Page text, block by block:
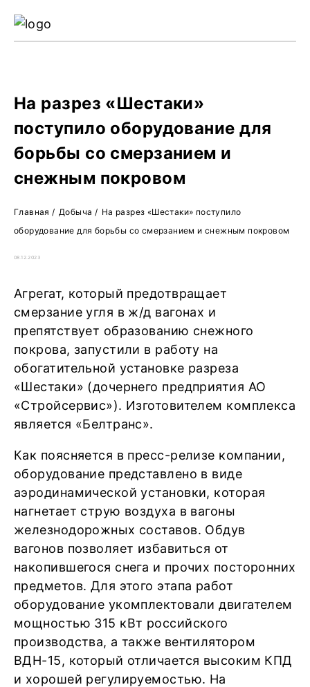
На разрез «Шестаки»
поступило оборудование для
борьбы со смерзанием и
снежным покровом
Главная / Добыча / На разрез «Шестаки» поступило
оборудование для борьбы со смерзанием и снежным покровом
08.12.2023
Агрегат, который предотвращает
смерзание угля в ж/д вагонах и
препятствует образованию снежного
покрова, запустили в работу на
обогатительной установке разреза
«Шестаки» (дочернего предприятия АО
«Стройсервис»). Изготовителем комплекса
является «Белтранс».
Как поясняется в пресс-релизе компании,
оборудование представлено в виде
аэродинамической установки, которая
нагнетает струю воздуха в вагоны
железнодорожных составов. Обдув
вагонов позволяет избавиться от
накопившегося снега и прочих посторонних
предметов. Для этого этапа работ
оборудование укомплектовали двигателем
мощностью 315 кВт российского
производства, а также вентилятором
ВДН-15, который отличается высоким КПД
и хорошей регулируемостью. На